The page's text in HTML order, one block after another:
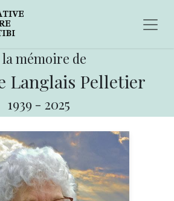
la mémoire de
Langlais Pelletier
1939 - 2025